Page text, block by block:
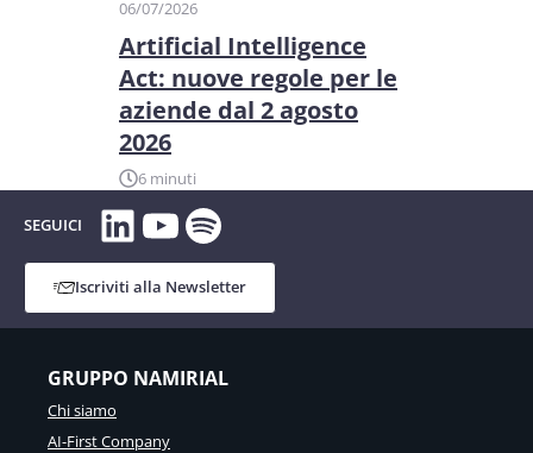
06/07/2026
Artificial Intelligence
Act: nuove regole per le
aziende dal 2 agosto
2026
6 minuti
SEGUICI LinkedIn
YouTube
Spotify
Iscriviti alla Newsletter
GRUPPO NAMIRIAL
Chi siamo
AI-First Company